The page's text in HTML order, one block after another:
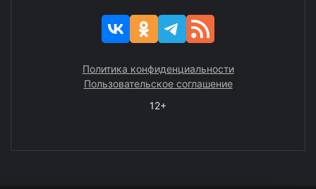
Политика конфиденциальности
Пользовательское соглашение
12+